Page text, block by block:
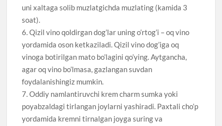
uni xaltaga solib muzlatgichda muzlating (kamida 3
soat).
6. Qizil vino qoldirgan dog’lar uning o’rtog’i – oq vino
yordamida oson ketkaziladi. Qizil vino dog’iga oq
vinoga botirilgan mato bo’lagini qo’ying. Aytgancha,
agar oq vino bo’lmasa, gazlangan suvdan
foydalanishingiz mumkin.
7. Oddiy namlantiruvchi krem charm sumka yoki
poyabzaldagi tirlangan joylarni yashiradi. Paxtali cho’p
yordamida kremni tirnalgan joyga suring va